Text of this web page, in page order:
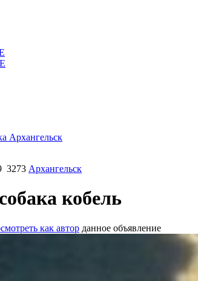
Архангельск
3273 Архангельск
кобель
как автор данное объявление